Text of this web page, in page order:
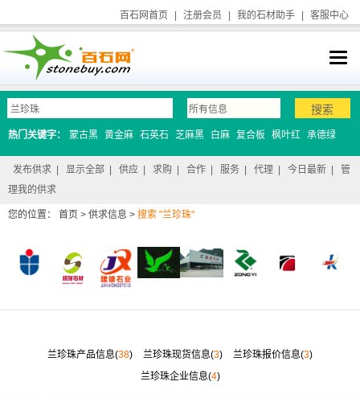
百石网首页 注册会员 我的石材助手 客服中心
热门关键字： 蒙古黑 黄金麻 石英石 芝麻黑 白麻 复合板 枫叶红 承德绿
发布供求 显示全部 供应 求购 合作 服务 代理 今日最新
管
理我的供求
您的位置： 首页 > 供求信息 > 搜索 "兰珍珠"
兰珍珠产品信息(38) 兰珍珠现货信息(3) 兰珍珠报价信息(3)
兰珍珠企业信息(4)